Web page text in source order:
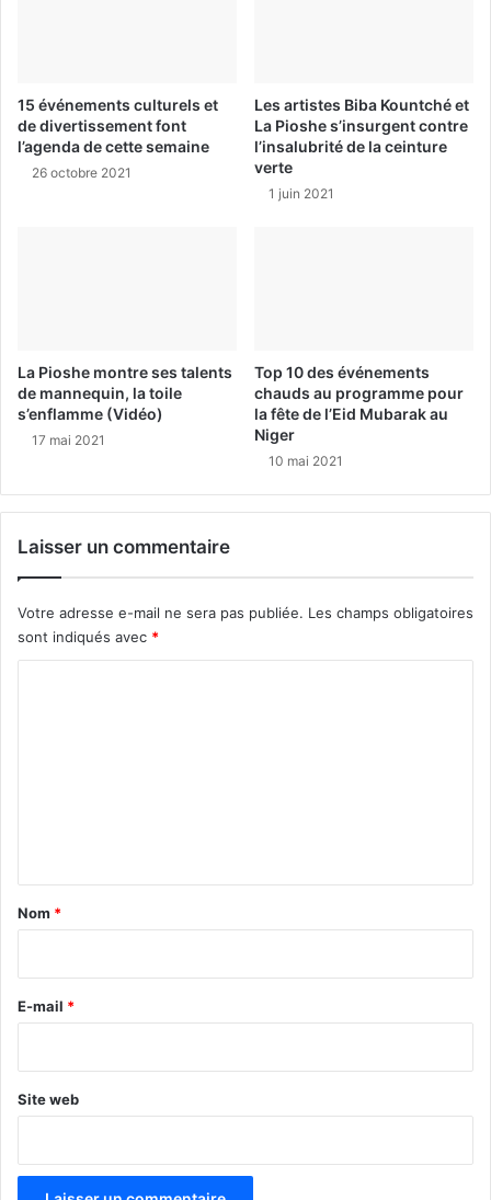
15 événements culturels et
de divertissement font
l’agenda de cette semaine
26 octobre 2021
Les artistes Biba Kountché et
La Pioshe s’insurgent contre
l’insalubrité de la ceinture
verte
1 juin 2021
La Pioshe montre ses talents
de mannequin, la toile
s’enflamme (Vidéo)
17 mai 2021
Top 10 des événements
chauds au programme pour
la fête de l’Eid Mubarak au
Niger
10 mai 2021
Laisser un commentaire
Votre adresse e-mail ne sera pas publiée. Les champs obligatoires
sont indiqués avec *
a
e
Nom *
E-mail *
Site web